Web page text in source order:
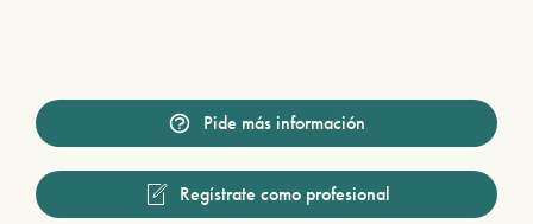
Pide más información
Regístrate como profesional